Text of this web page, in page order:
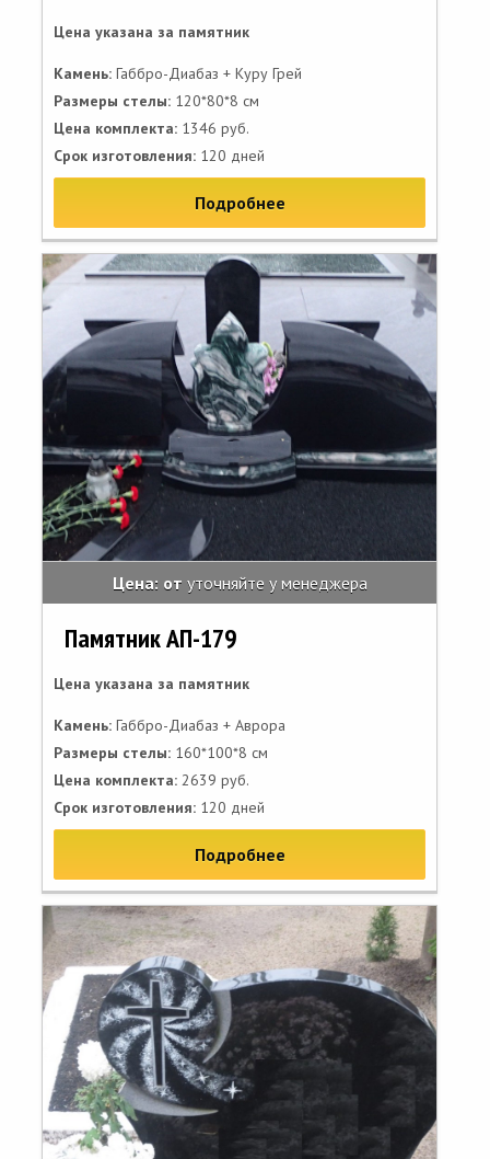
Цена указана за памятник
Камень: Габбро-Диабаз + Куру Грей
Размеры стелы: 120*80*8 см
Цена комплекта: 1346 руб.
Срок изготовления: 120 дней
Подробнее
Цена: от уточняйте у менеджера
Памятник АП-179
Цена указана за памятник
Камень: Габбро-Диабаз + Аврора
Размеры стелы: 160*100*8 см
Цена комплекта: 2639 руб.
Срок изготовления: 120 дней
Подробнее